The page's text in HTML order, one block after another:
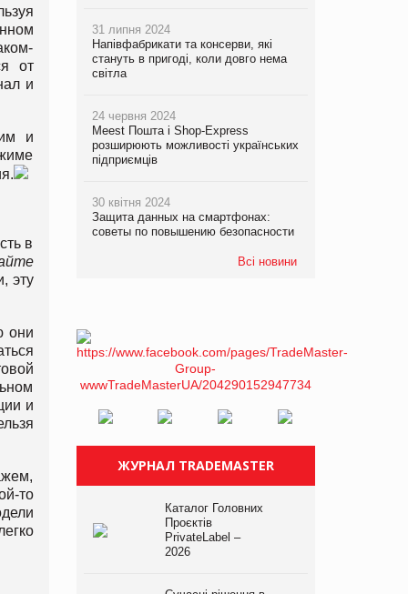
от
и
и
в
эту
они
и
то
31 липня 2024
Напівфабрикати та консерви, які
стануть в пригоді, коли довго нема
світла
24 червня 2024
Meest Пошта і Shop-Express
розширюють можливості українських
підприємців
30 квітня 2024
Защита данных на смартфонах:
советы по повышению безопасности
Всі новини
ЖУРНАЛ TRADEMASTER
Каталог Головних
Проєктів
PrivateLabel –
2026